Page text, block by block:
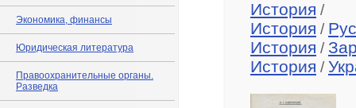
Экономика, финансы
Юридическая литература
Правоохранительные органы.
Разведка
История /
История /
История /
История /